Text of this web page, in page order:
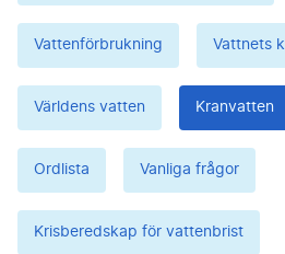
Vattenförbrukning Vattnets
Världens vatten Kranvatten
Ordlista Vanliga frågor
Krisberedskap för vattenbrist